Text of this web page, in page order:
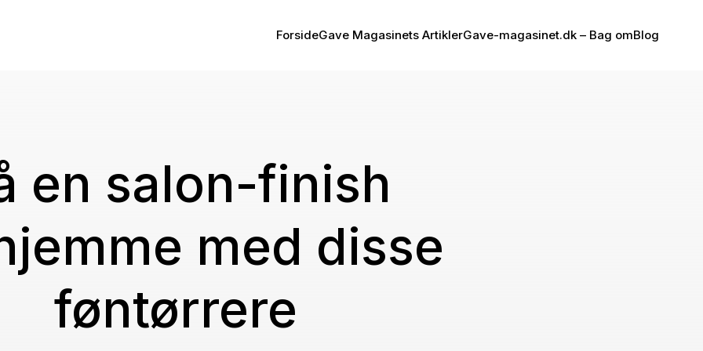
ForsideGave Magasinets ArtiklerGave-magasinet.dk – Bag omBlog
en salon-finish
med disse
føntørrere